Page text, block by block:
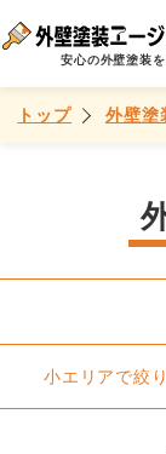
安心の外壁塗装
トップ 外壁塗
小エリアで絞